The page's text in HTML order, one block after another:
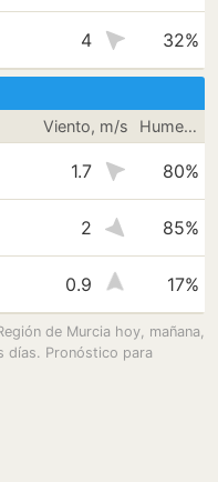
4 32%
Viento, m/s Humedad
1.7 80%
2 85%
0.9 17%
de Murcia hoy, mañana,
días. Pronóstico para